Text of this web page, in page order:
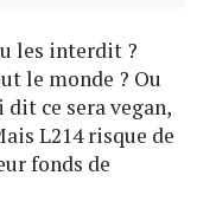
les interdit ?
le monde ? Ou
dit ce sera vegan,
L214 risque de
fonds de